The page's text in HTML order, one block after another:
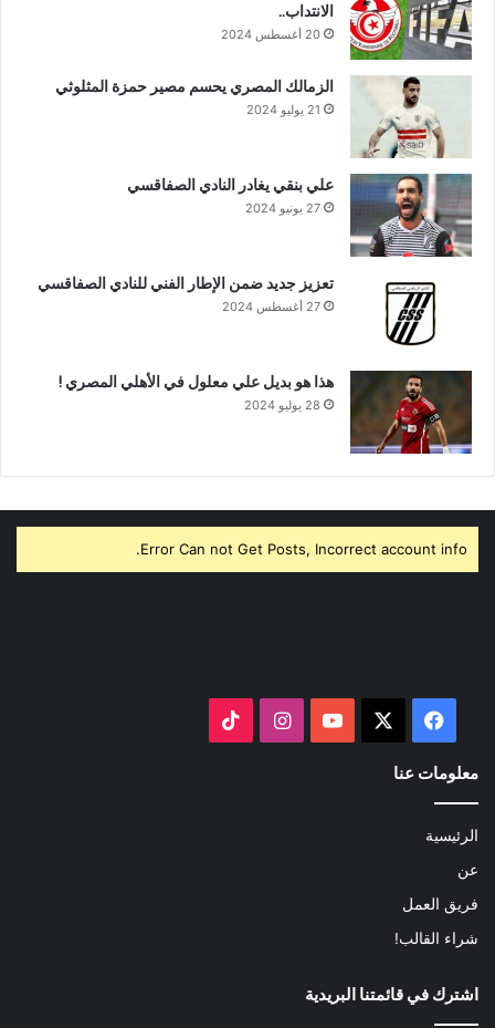
الانتداب..
20 أغسطس 2024
الزمالك المصري يحسم مصير حمزة المثلوثي
21 يوليو 2024
علي بنقي يغادر النادي الصفاقسي
27 يونيو 2024
تعزيز جديد ضمن الإطار الفني للنادي الصفاقسي
27 أغسطس 2024
هذا هو بديل علي معلول في الأهلي المصري !
28 يوليو 2024
Error Can not Get Posts, Incorrect account info.
فيسبوك ‫YouTubeانستقرام
معلومات عنا
الرئيسية
عن
فريق العمل
شراء القالب!
اشترك في قائمتنا البريدية